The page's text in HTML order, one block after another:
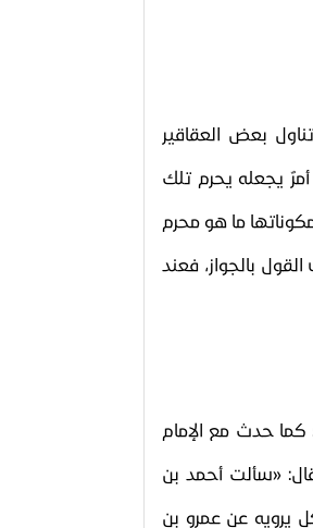
بعض العقاقير
يجعله يحرم تلك
ما هو محرم
بالجواز، فعند
كما حدث مع الإمام
«سألت أحمد بن
يرويه عن عمرو بن